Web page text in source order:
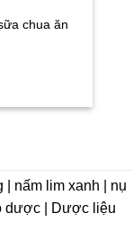
chua ăn
nấm lim xanh | nụ
dược | Dược liệu